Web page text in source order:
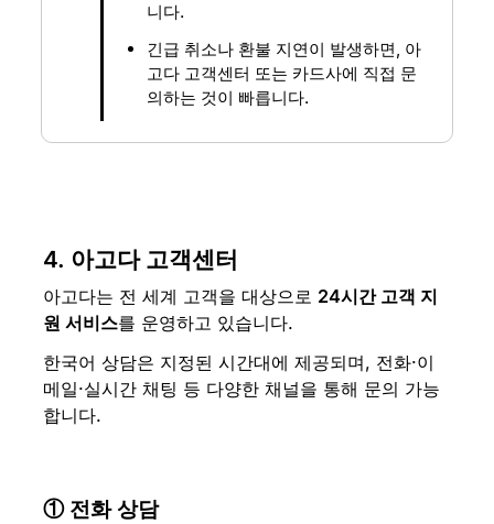
니다.
긴급 취소나 환불 지연이 발생하면, 아
고다 고객센터 또는 카드사에 직접 문
의하는 것이 빠릅니다.
4. 아고다 고객센터
아고다는 전 세계 고객을 대상으로 24시간 고객 지
원 서비스를 운영하고 있습니다.
한국어 상담은 지정된 시간대에 제공되며, 전화·이
메일·실시간 채팅 등 다양한 채널을 통해 문의 가능
합니다.
① 전화 상담